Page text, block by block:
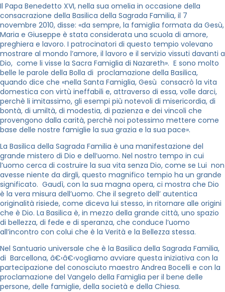
Il Papa Benedetto XVI, nella sua omelia in occasione della
consacrazione della Basilica della Sagrada Familia, il 7
novembre 2010, disse: «da sempre, la famiglia formata da Gesù,
Maria e Giuseppe è stata considerata una scuola di amore,
preghiera e lavoro. I patrocinatori di questo tempio volevano
mostrare al mondo l’amore, il lavoro e il servizio vissuti davanti a
Dio, come li visse la Sacra Famiglia di Nazareth». E sono molto
belle le parole della Bolla di proclamazione della Basilica,
quando dice che «nella Santa Famiglia, Gesù consacrò la vita
domestica con virtù ineffabili e, attraverso di essa, volle darci,
perchè li imitassimo, gli esempi più notevoli di misericordia, di
bontà, di umiltà, di modestia, di pazienza e dei vincoli che
provengono dalla carità, perchè noi potessimo mettere come
base delle nostre famiglie la sua grazia e la sua pace».
La Basilica della Sagrada Familia è una manifestazione del
grande mistero di Dio e dell’uomo. Nel nostro tempo in cui
l’uomo cerca di costruire la sua vita senza Dio, come se Lui non
avesse niente da dirgli, questo magnifico tempio ha un grande
significato. Gaudì, con la sua magna opera, ci mostra che Dio
è la vera misura dell’uomo. Che il segreto dell’ autentica
originalità risiede, come diceva lui stesso, in ritornare alle origini
che è Dio. La Basilica è, in mezzo della grande città, uno spazio
di bellezza, di fede e di speranza, che conduce l’uomo
all’incontro con colui che è la Verità e la Bellezza stessa.
Nel Santuario universale che è la Basilica della Sagrada Familia,
di Barcellona, â€‹â€‹vogliamo avviare questa iniziativa con la
partecipazione del conosciuto maestro Andrea Bocelli e con la
proclamazione del Vangelo della Famiglia per il bene delle
persone, delle famiglie, della società e della Chiesa.